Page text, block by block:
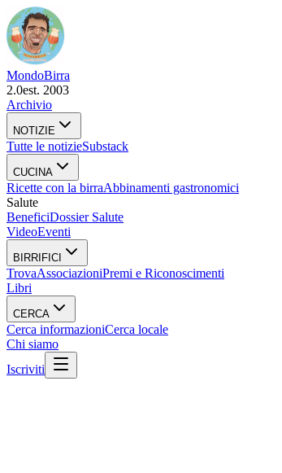
MondoBirra
2.0est. 2003
Archivio
NOTIZIE
Tutte le notizieSubstack
CUCINA
Ricette con la birraAbbinamenti gastronomici
Salute
BeneficiDossier Salute
VideoEventi
BIRRIFICI
TrovaAssociazioniPremi e Riconoscimenti
Libri
CERCA
Cerca informazioniCerca locale
Chi siamo
Iscriviti